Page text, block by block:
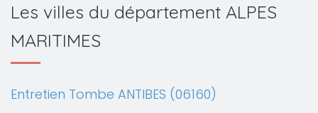
Les villes du département ALPES
MARITIMES
Entretien Tombe ANTIBES (06160)